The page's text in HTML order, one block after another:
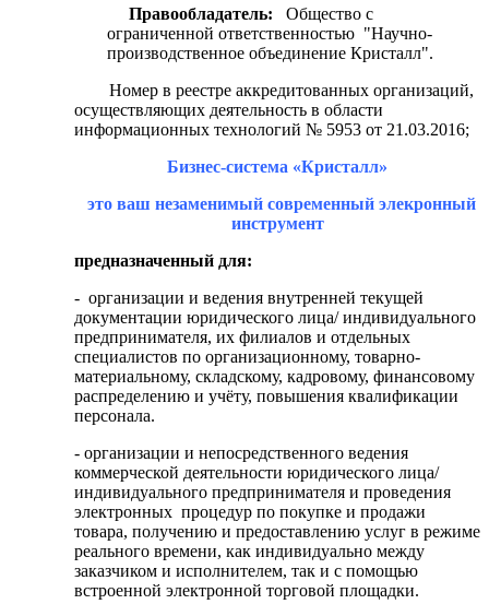
Правообладатель: Общество с
ограниченной ответственностью "Научно-
производственное объединение Кристалл".
Номер в реестре аккредитованных организаций,
осуществляющих деятельность в области
информационных технологий № 5953 от 21.03.2016;
Бизнес-система «Кристалл»
это ваш незаменимый современный элекронный
инструмент
предназначенный для:
- организации и ведения внутренней текущей
документации юридического лица/ индивидуального
предпринимателя, их филиалов и отдельных
специалистов по организационному, товарно-
материальному, складскому, кадровому, финансовому
распределению и учёту, повышения квалификации
персонала.
- организации и непосредственного ведения
коммерческой деятельности юридического лица/
индивидуального предпринимателя и проведения
электронных процедур по покупке и продажи
товара, получению и предоставлению услуг в режиме
реального времени, как индивидуально между
заказчиком и исполнителем, так и с помощью
встроенной электронной торговой площадки.